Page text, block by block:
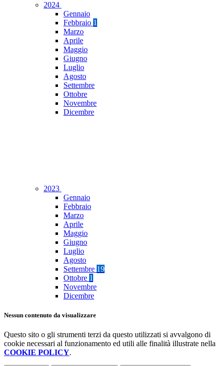
2024
Gennaio
Febbraio 1
Marzo
Aprile
Maggio
Giugno
Luglio
Agosto
Settembre
Ottobre
Novembre
Dicembre
2023
Gennaio
Febbraio
Marzo
Aprile
Maggio
Giugno
Luglio
Agosto
Settembre 19
Ottobre 1
Novembre
Dicembre
Nessun contenuto da visualizzare
Questo sito o gli strumenti terzi da questo utilizzati si avvalgono di
cookie necessari al funzionamento ed utili alle finalità illustrate nella
COOKIE POLICY.